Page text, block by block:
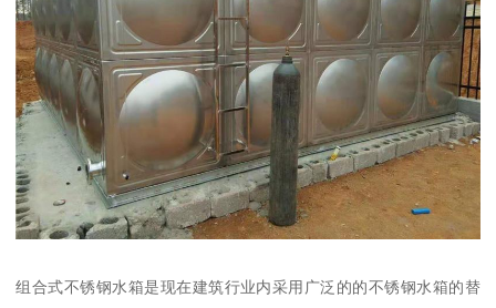
组合式不锈钢水箱是现在建筑行业内采用广泛的的不锈钢水箱的替